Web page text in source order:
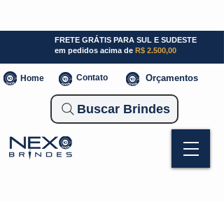
FRETE GRÁTIS PARA SUL E SUDESTE
em pedidos acima de R$ 2.500,00
Home Contato Orçamentos
Buscar Brindes